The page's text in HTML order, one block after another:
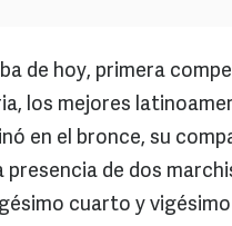
de hoy, primera
los mejores
en el bronce, su
de dos
cuarto y